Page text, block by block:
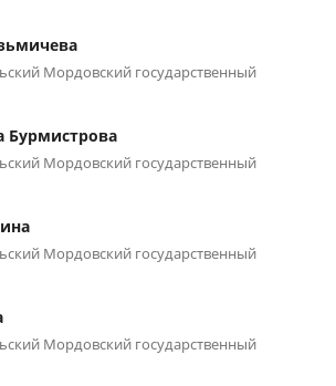
Мордовский государственный
Бурмистрова
Мордовский государственный
Мордовский государственный
Мордовский государственный